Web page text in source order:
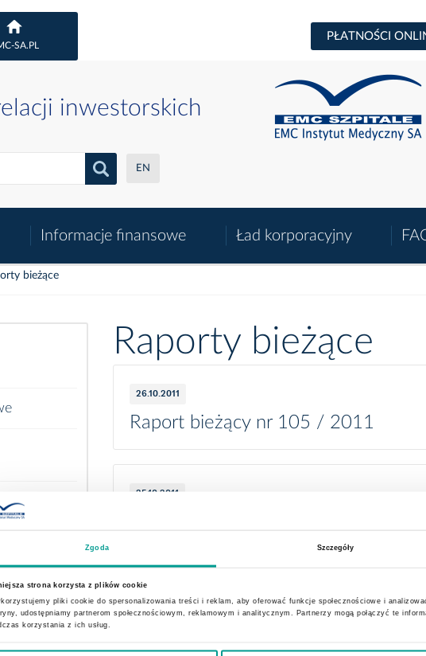
Zgoda Szczegóły
strona korzysta z plików cookie
pliki cookie do spersonalizowania treści i reklam, aby oferować funkcje społecznościowe i
udostępniamy partnerom społecznościowym, reklamowym i analitycznym. Partnerzy mogą połączyć te
korzystania z ich usług.
SA.PL
PŁATNOŚCI
inwestorskich
EN
Informacje finansowe Ład korporacyjny
bieżące
Raporty bieżące
26.10.2011
Raport bieżący nr 105 / 2011
25.10.2011
Raport bieżący nr 103 / 2011